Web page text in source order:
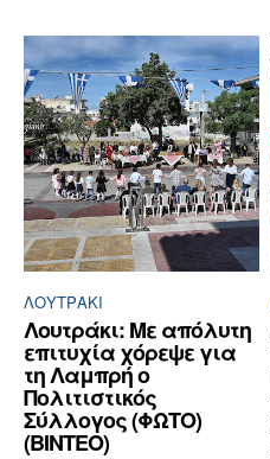
ΛΟΥΤΡΆΚΙ
Λουτράκι: Με απόλυτη
επιτυχία χόρεψε για
τη Λαμπρή ο
Πολιτιστικός
Σύλλογος (ΦΩΤΟ)
(ΒΙΝΤΕΟ)